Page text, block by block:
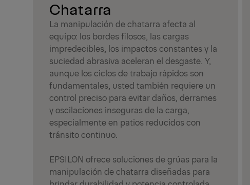
Chatarra
La manipulación de chatarra afecta al
equipo: los bordes filosos, las cargas
impredecibles, los impactos constantes y la
suciedad abrasiva aceleran el desgaste. Y,
aunque los ciclos de trabajo rápidos son
fundamentales, usted también requiere un
control preciso para evitar daños, derrames
y oscilaciones inseguras de la carga,
especialmente en patios reducidos con
tránsito continuo.
EPSILON ofrece soluciones de grúas para la
manipulación de chatarra diseñadas para